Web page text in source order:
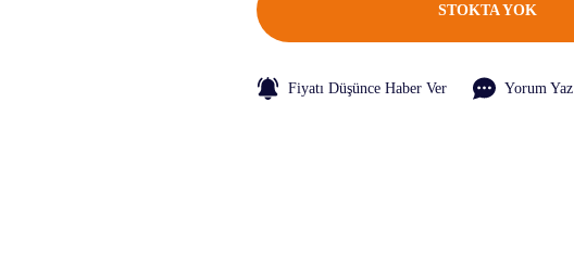
STOKTA YOK
Fiyatı Düşünce Haber Ver Yorum Yaz